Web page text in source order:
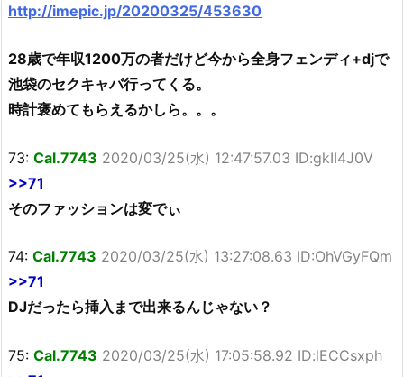
http://imepic.jp/20200325/453630
28歳で年収1200万の者だけど今から全身フェンディ+djで
池袋のセクキャバ行ってくる。
時計褒めてもらえるかしら。。。
73: Cal.7743 2020/03/25(水) 12:47:57.03 ID:gkII4J0V
>>71
そのファッションは変でぃ
74: Cal.7743 2020/03/25(水) 13:27:08.63 ID:OhVGyFQm
>>71
DJだったら挿入まで出来るんじゃない？
75: Cal.7743 2020/03/25(水) 17:05:58.92 ID:lECCsxph